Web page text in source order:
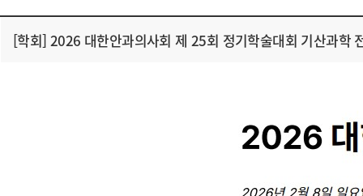
[학회] 2026 대한안과의사회 제 25회 정기학술대회 기산과학